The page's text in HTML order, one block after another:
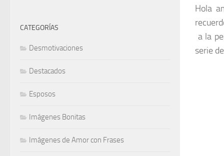
Hola
a la
serie
CATEGORÍAS
Desmotivaciones
Destacados
Esposos
Imágenes Bonitas
Imágenes de Amor con Frases